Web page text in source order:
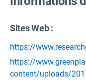
Sites Web :
https://
https://
content/uploads/